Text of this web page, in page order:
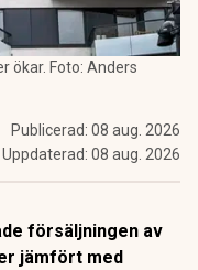
ökar. Foto: Anders
Publicerad: 08 aug. 2026
Uppdaterad: 08 aug. 2026
försäljningen av
jämfört med